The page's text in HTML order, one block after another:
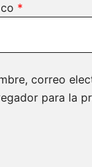
*
correo
para la